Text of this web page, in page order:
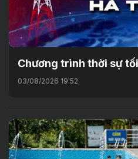
Chương trình thời sự
03/08/2026 19:52